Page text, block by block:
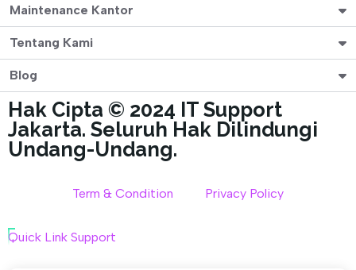
Maintenance Kantor
Tentang Kami
Blog
Hak Cipta © 2024 IT Support
Jakarta. Seluruh Hak Dilindungi
Undang-Undang.
Term & Condition Privacy Policy
Quick Link Support